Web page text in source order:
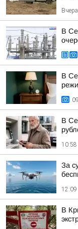
В
В
В
10:58
За
12:09
В